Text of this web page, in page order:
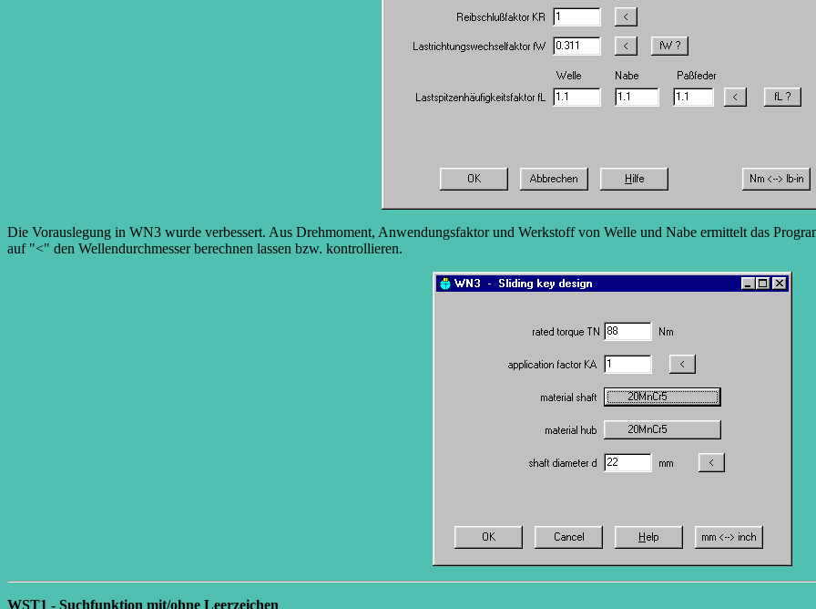
Die Vorauslegung in WN3 wurde verbessert. Aus Drehmoment, Anwendungsfaktor und Werkstoff von Welle und Nabe ermittelt das
auf "<" den Wellendurchmesser berechnen lassen bzw. kontrollieren.
WST1 - Suchfunktion mit/ohne Leerzeichen